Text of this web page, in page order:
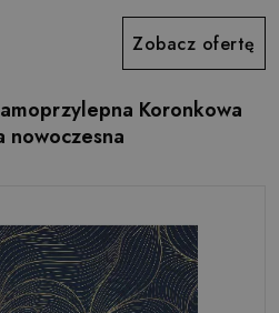
Zobacz ofertę
Koronkowa